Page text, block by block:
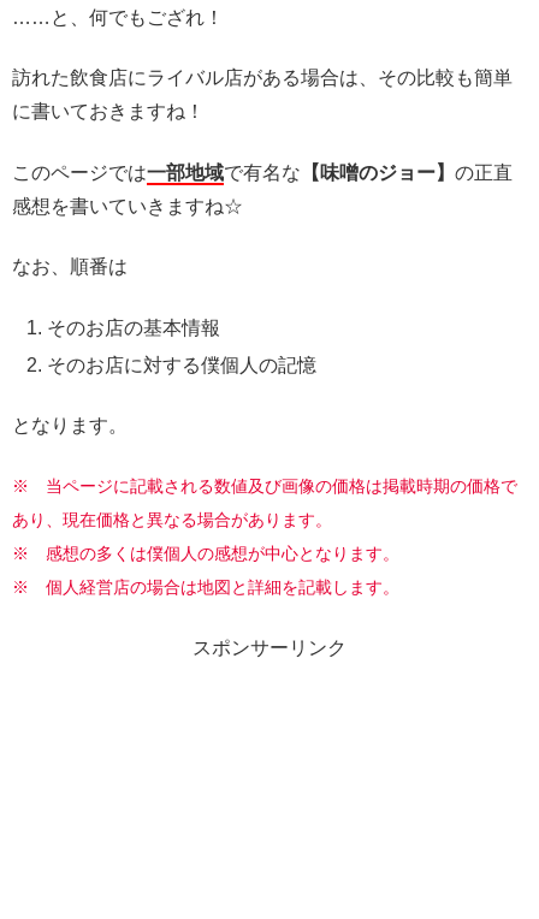
……と、何でもござれ！
訪れた飲食店にライバル店がある場合は、その比較も簡単
に書いておきますね！
このページでは一部地域で有名な 【味噌のジョー】 の正直
感想を書いていきますね☆
なお、順番は
そのお店の基本情報
そのお店に対する僕個人の記憶
となります。
※ 当ページに記載される数値及び画像の価格は掲載時期の価格で
あり、現在価格と異なる場合があります。
※
感想の多くは僕個人の感想が中心となります。
※ 個人経営店の場合は地図と詳細を記載します。
スポンサーリンク